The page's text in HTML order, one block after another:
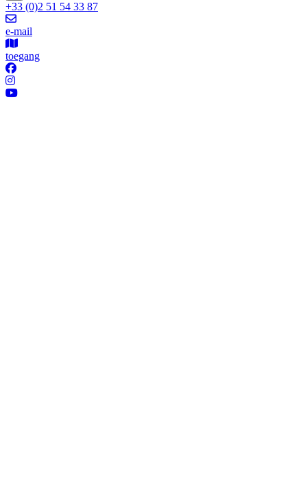
+33 (0)2 51 54 33 87
e-mail
toegang